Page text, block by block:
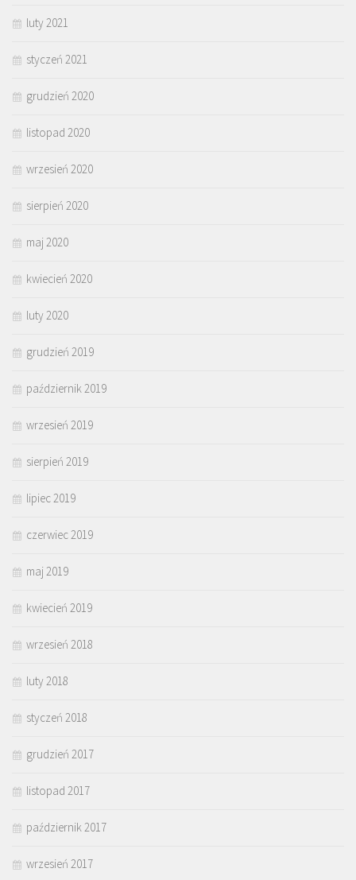
luty 2021
styczeń 2021
grudzień 2020
listopad 2020
wrzesień 2020
sierpień 2020
maj 2020
kwiecień 2020
luty 2020
grudzień 2019
październik 2019
wrzesień 2019
sierpień 2019
lipiec 2019
czerwiec 2019
maj 2019
kwiecień 2019
wrzesień 2018
luty 2018
styczeń 2018
grudzień 2017
listopad 2017
październik 2017
wrzesień 2017